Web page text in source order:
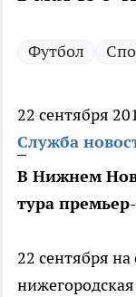
Футбол
22 сентября
Служба
В Нижнем
тура
22 сентября